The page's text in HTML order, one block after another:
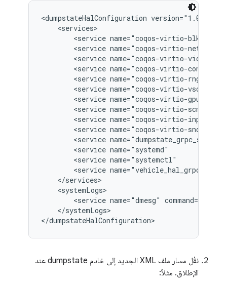
<dumpstateHalConfiguration version="1.0">
    <services>
<service name="coqos-virtio-blk"
<service name="coqos-virtio-net"
<service name="coqos-virtio-video"
<service name="coqos-virtio-console"
<service name="coqos-virtio-rng"
<service name="coqos-virtio-vsock"
<service name="coqos-virtio-gpu-
<service name="coqos-virtio-scmi"
<service name="coqos-virtio-input"
<service name="coqos-virtio-snd"
<service
<service name="systemd"
<service name="systemctl"
<service
    </services>
    <systemLogs>
<service name="dmesg" command="/bin/
    </systemLogs>
نقْل مسار ملف XML الجديد إلى خادم dumpstate عند
الإطلاق. مثلاً: